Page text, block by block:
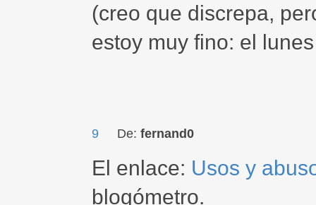
(creo que discrepa,
estoy muy fino: el
9 De: fernand0
El enlace: Usos y
blogómetro.